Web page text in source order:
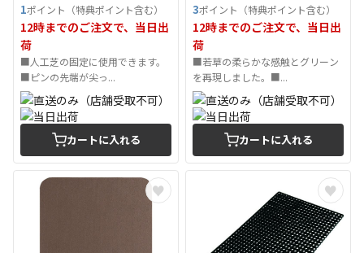
1ポイント（特典ポイント含む）
12時までのご注文で、当日出
荷
■人工芝の固定に使用できます。
■ピンの先端が尖っ...
カートに入れる
3ポイント（特典ポイント含む）
12時までのご注文で、当日出
荷
■若草の柔らかな感触とグリーン
を再現しました。■...
カートに入れる